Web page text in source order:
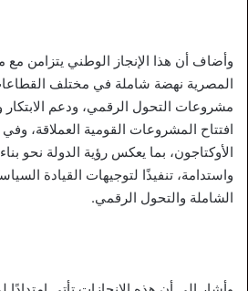
وأضاف أن هذا الإنجاز الوطني يتزامن مع
المصرية نهضة شاملة في مختلف
مشروعات التحول الرقمي، ودعم الابتكار
افتتاح المشروعات القومية العملاقة،
الأوكتاجون، بما يعكس رؤية الدولة نحو
واستدامة، تنفيذًا لتوجيهات القيادة
الشاملة والتحول الرقمي.